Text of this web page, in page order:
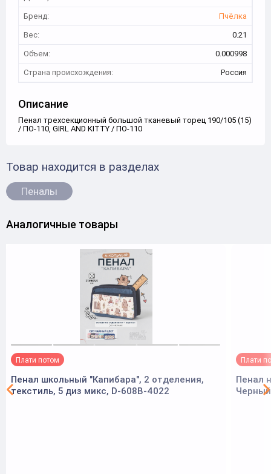
Бренд:
Пчёлка
Вес:
0.21
Объем:
0.000998
Страна происхождения:
Россия
Описание
Пенал трехсекционный большой тканевый торец 190/105 (15)
/ ПО-110, GIRL AND KITTY / ПО-110
Товар находится в разделах
Пеналы
Аналогичные товары
Плати потом
Пенал школьный "Капибара", 2 отделения,
текстиль, 5 диз микс, D-608B-4022
Плати
Пенал